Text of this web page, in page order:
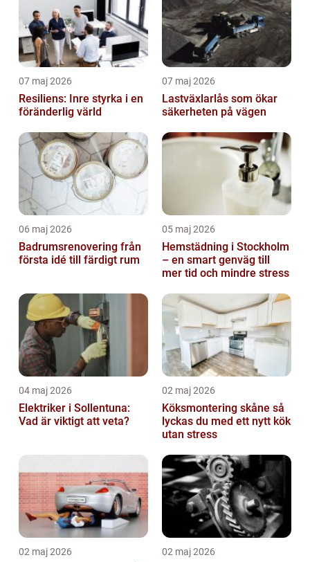
07 maj 2026
Resiliens: Inre styrka i en
föränderlig värld
07 maj 2026
Lastväxlarlås som ökar
säkerheten på vägen
06 maj 2026
Badrumsrenovering från
första idé till färdigt rum
05 maj 2026
Hemstädning i Stockholm
– en smart genväg till
mer tid och mindre stress
04 maj 2026
Elektriker i Sollentuna:
Vad är viktigt att veta?
02 maj 2026
Köksmontering skåne så
lyckas du med ett nytt kök
utan stress
02 maj 2026 02 maj 2026